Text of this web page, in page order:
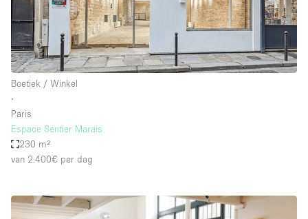
Boetiek / Winkel
∙
Paris
Espace Sentier Marais
230 m²
van 2.400€ per dag